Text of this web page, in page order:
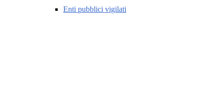
Enti pubblici vigilati